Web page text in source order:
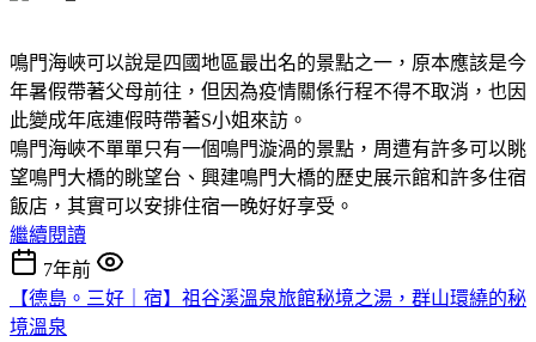
鳴門海峽可以說是四國地區最出名的景點之一，原本應該是今
年暑假帶著父母前往，但因為疫情關係行程不得不取消，也因
此變成年底連假時帶著S小姐來訪。
鳴門海峽不單單只有一個鳴門漩渦的景點，周遭有許多可以眺
望鳴門大橋的眺望台、興建鳴門大橋的歷史展示館和許多住宿
飯店，其實可以安排住宿一晚好好享受。
繼續閱讀
7年前
【德島。三好｜宿】祖谷溪溫泉旅館秘境之湯，群山環繞的秘
境溫泉